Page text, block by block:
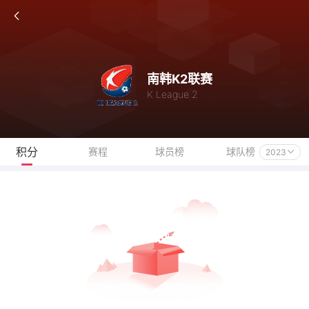
南韩K2联赛
K League 2
积分 赛程 球员榜 球队榜 2023